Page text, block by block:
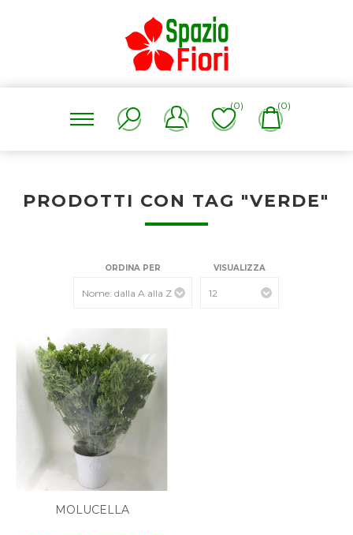
(0) (0)
PRODOTTI CON TAG "VERDE"
ORDINA PER VISUALIZZA
MOLUCELLA